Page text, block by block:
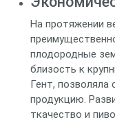
На протяжении
плодородные
близость к
Гент, позволяла
продукцию.
ткачество и